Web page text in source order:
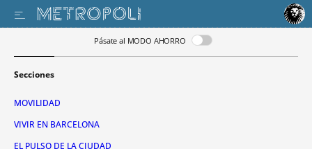
Pásate al MODO AHORRO
Secciones
MOVILIDAD
VIVIR EN BARCELONA
EL PULSO DE LA CIUDAD